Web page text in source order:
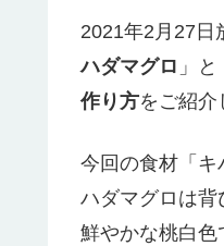
2021年2月27
ハダマグロ 」と
作り方をご紹介
今回の食材「
ハダマグロは
鮮やかな桃白